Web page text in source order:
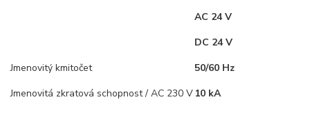
AC 24 V
DC 24 V
Jmenovitý kmitočet
50/60 Hz
Jmenovitá zkratová schopnost / AC 230 V 10 kA